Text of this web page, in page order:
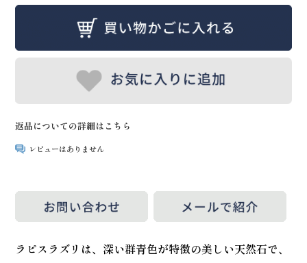
返品についての詳細はこちら
レビューはありません
ラピスラズリは、深い群青色が特徴の美しい天然石で、